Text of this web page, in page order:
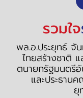
รวมใจ
พล.อ.ประยุทธ์ จั
ไทยสร้างชาติ
ตนายกรัฐมนตรี
และประธาน
ยุ